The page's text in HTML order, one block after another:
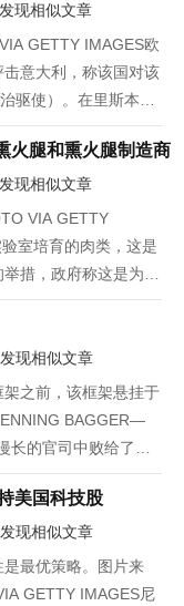
发现相似文章
GETTY IMAGES欧
意大利，称该国对该
驱使）。在里斯本举
）首席执行官迈克尔·
火腿和熏火腿制造商
发现相似文章
VIA GETTY
室培育的肉类，这是
措，政府称这是为了
议院以压倒性多数通
欧洲...
发现相似文章
之前，该框架悬挂于
BAGGER—
的官司中败给了丹
拿走了原本应出现在
馆...
美国科技股
发现相似文章
最优策略。图片来
GETTY IMAGES尼